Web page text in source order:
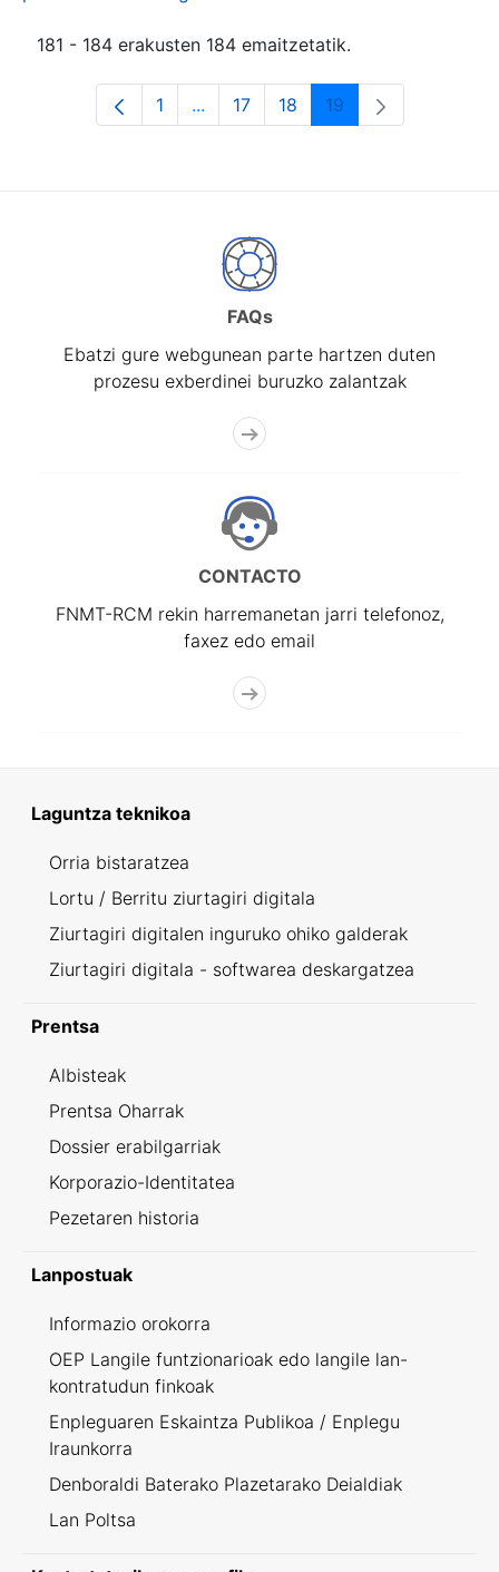
181 - 184 erakusten 184 emaitzetatik.
Orrialdea
1 ...Intermediate Pages Use TAB to
Orrialdea
17 Orrialdea
18 Orrialdea
19
FAQs
Ebatzi gure webgunean parte hartzen duten
prozesu exberdinei buruzko zalantzak
CONTACTO
FNMT-RCM rekin harremanetan jarri telefonoz,
faxez edo email
Laguntza teknikoa
Orria bistaratzea
Lortu / Berritu ziurtagiri digitala
Ziurtagiri digitalen inguruko ohiko galderak
Ziurtagiri digitala - softwarea deskargatzea
Prentsa
Albisteak
Prentsa Oharrak
Dossier erabilgarriak
Korporazio-Identitatea
Pezetaren historia
Lanpostuak
Informazio orokorra
OEP Langile funtzionarioak edo langile lan-
kontratudun finkoak
Enpleguaren Eskaintza Publikoa / Enplegu
Iraunkorra
Denboraldi Baterako Plazetarako Deialdiak
Lan Poltsa